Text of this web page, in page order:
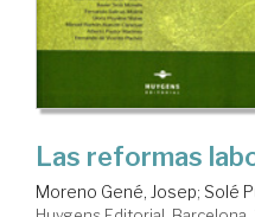
Las reformas
Moreno Gené, Josep; Solé